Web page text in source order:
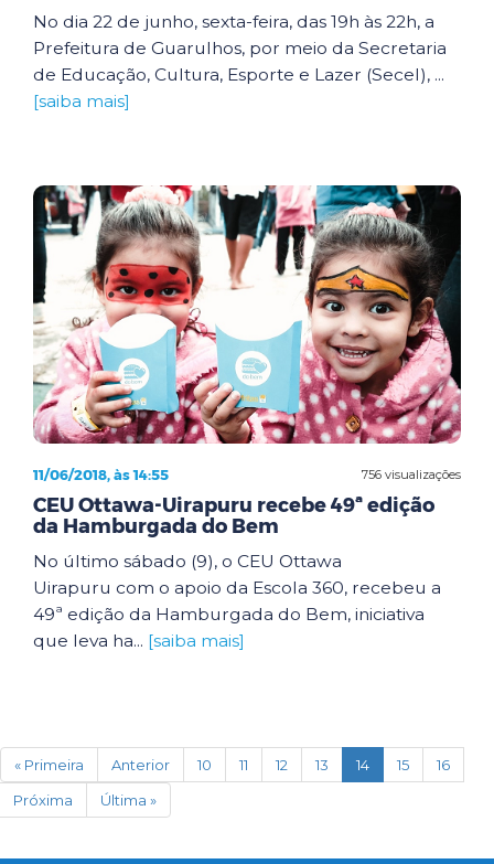
No dia 22 de junho, sexta-feira, das 19h às 22h, a
Prefeitura de Guarulhos, por meio da Secretaria
de Educação, Cultura, Esporte e Lazer (Secel), ...
[saiba mais]
756 visualizações
11/06/2018, às 14:55
CEU Ottawa-Uirapuru recebe 49ª edição
da Hamburgada do Bem
No último sábado (9), o CEU Ottawa
Uirapuru com o apoio da Escola 360, recebeu a
49ª edição da Hamburgada do Bem, iniciativa
que leva ha... [saiba mais]
« Primeira Anterior 10 11 12 13 14(current)
15
16
Próxima
Última »